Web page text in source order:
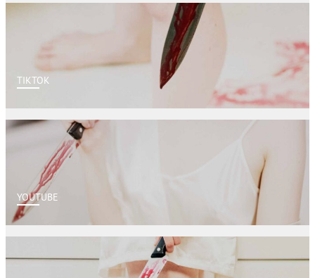
TIKTOK
YOUTUBE